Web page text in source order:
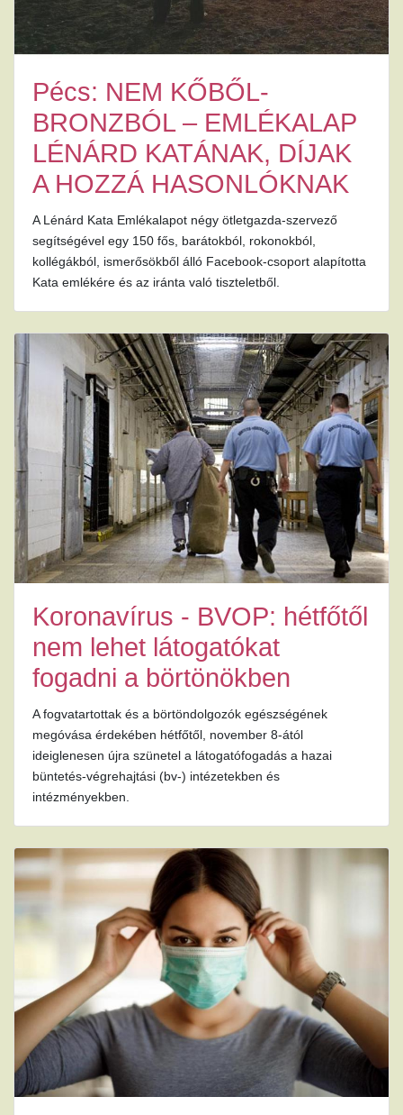
Pécs: NEM KŐBŐL-
BRONZBÓL – EMLÉKALAP
LÉNÁRD KATÁNAK, DÍJAK
A HOZZÁ HASONLÓKNAK
A Lénárd Kata Emlékalapot négy ötletgazda-szervező
segítségével egy 150 fős, barátokból, rokonokból,
kollégákból, ismerősökből álló Facebook-csoport alapította
Kata emlékére és az iránta való tiszteletből.
Koronavírus - BVOP: hétfőtől
nem lehet látogatókat
fogadni a börtönökben
A fogvatartottak és a börtöndolgozók egészségének
megóvása érdekében hétfőtől, november 8-ától
ideiglenesen újra szünetel a látogatófogadás a hazai
büntetés-végrehajtási (bv-) intézetekben és
intézményekben.